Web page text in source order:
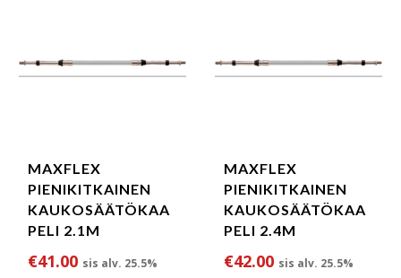
MAXFLEX
PIENIKITKAINEN
KAUKOSÄÄTÖKAA
PELI 2.1M
€41.00 sis alv. 25.5%
MAXFLEX
PIENIKITKAINEN
KAUKOSÄÄTÖKAA
PELI 2.4M
€42.00 sis alv. 25.5%